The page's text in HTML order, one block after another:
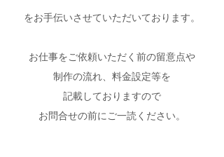
をお手伝いさせていただいております。
お仕事をご依頼いただく前の留意点や
制作の流れ、料金設定等を
記載しておりますので
お問合せの前にご一読ください。